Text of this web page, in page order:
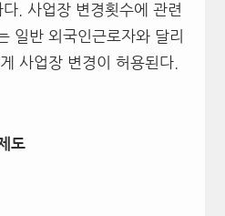
. 사업장 변경횟수에 관련
일반 외국인근로자와 달리
사업장 변경이 허용된다.
도